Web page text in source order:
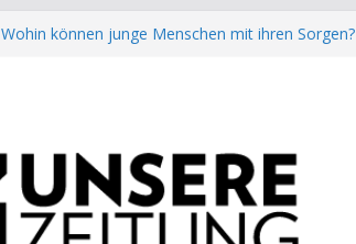
Wohin können junge Menschen mit ihren Sorgen?